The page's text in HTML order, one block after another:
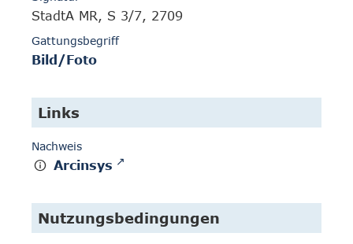
StadtA MR, S 3/7, 2709
Gattungsbegriff
Bild/Foto
Links
Nachweis
Arcinsys
Nutzungsbedingungen